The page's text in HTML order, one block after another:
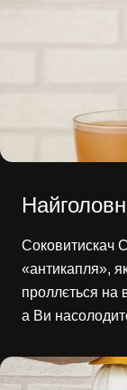
Соковитискач
«антикапля»,
проллється на
а Ви